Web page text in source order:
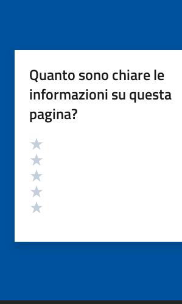
Quanto sono chiare le
informazioni su questa
pagina?
Valutazione